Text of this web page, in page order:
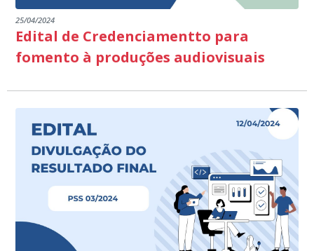
25/04/2024
Edital de Credenciamentto para
fomento à produções audiovisuais